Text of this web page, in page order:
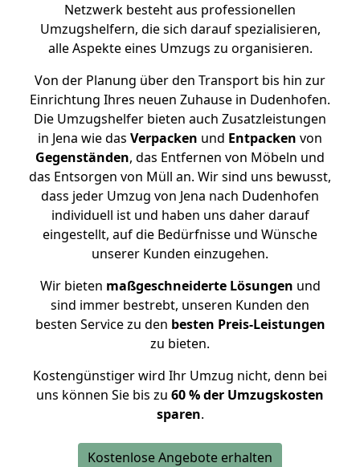
Netzwerk besteht aus professionellen
Umzugshelfern, die sich darauf spezialisieren,
alle Aspekte eines Umzugs zu organisieren.
Von der Planung über den Transport bis hin zur
Einrichtung Ihres neuen Zuhause in Dudenhofen.
Die Umzugshelfer bieten auch Zusatzleistungen
in Jena wie das Verpacken und Entpacken von
Gegenständen, das Entfernen von Möbeln und
das Entsorgen von Müll an. Wir sind uns bewusst,
dass jeder Umzug von Jena nach Dudenhofen
individuell ist und haben uns daher darauf
eingestellt, auf die Bedürfnisse und Wünsche
unserer Kunden einzugehen.
Wir bieten maßgeschneiderte Lösungen und
sind immer bestrebt, unseren Kunden den
besten Service zu den besten Preis-Leistungen
zu bieten.
Kostengünstiger wird Ihr Umzug nicht, denn bei
uns können Sie bis zu 60 % der Umzugskosten
sparen.
Kostenlose Angebote erhalten